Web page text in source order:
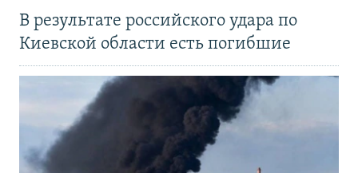
В результате российского удара по
Киевской области есть погибшие